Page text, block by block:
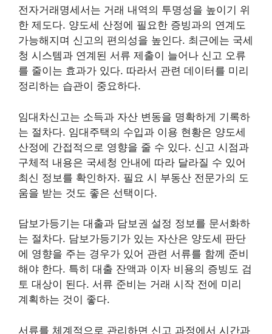
전자거래명세서는 거래 내역의 투명성을 높이기 위
한 제도다. 양도세 산정에 필요한 증빙과의 연계도
가능해지며 신고의 편의성을 높인다. 최근에는 국세
청 시스템과 연계된 서류 제출이 늘어나 신고 오류
를 줄이는 효과가 있다. 따라서 관련 데이터를 미리
정리하는 습관이 중요하다.
임대차신고는 소득과 자산 변동을 명확하게 기록하
는 절차다. 임대주택의 수입과 이용 현황은 양도세
산정에 간접적으로 영향을 줄 수 있다. 신고 시점과
구체적 내용은 국세청 안내에 따라 달라질 수 있어
최신 정보를 확인하자. 필요 시 부동산 전문가의 도
움을 받는 것도 좋은 선택이다.
담보가등기는 대출과 담보권 설정 정보를 문서화하
는 절차다. 담보가등기가 있는 자산은 양도세 판단
에 영향을 주는 경우가 있어 관련 서류를 함께 준비
해야 한다. 특히 대출 잔액과 이자 비용의 증빙도 검
토 대상이 된다. 서류 준비는 거래 시작 전에 미리
계획하는 것이 좋다.
서류를 체계적으로 관리하면 신고 과정에서 시간과